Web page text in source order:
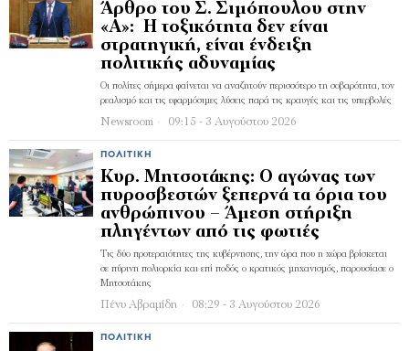
Άρθρο του Σ. Σιμόπουλου στην
«Α»: Η τοξικότητα δεν είναι
στρατηγική, είναι ένδειξη
πολιτικής αδυναμίας
Οι πολίτες σήμερα φαίνεται να αναζητούν περισσότερο τη σοβαρότητα, τον
ρεαλισμό και τις εφαρμόσιμες λύσεις παρά τις κραυγές και τις υπερβολές
Newsroom 09:15 - 3 Αυγούστου 2026
ΠΟΛΙΤΙΚΉ
Κυρ. Μητσοτάκης: Ο αγώνας των
πυροσβεστών ξεπερνά τα όρια του
ανθρώπινου – Άμεση στήριξη
πληγέντων από τις φωτιές
Τις δύο προτεραιότητες της κυβέρνησης, την ώρα που η χώρα βρίσκεται
σε πύρινη πολιορκία και επί ποδός ο κρατικός μηχανισμός, παρουσίασε ο
Μητσοτάκης
Πένυ Αβραμίδη 08:29 - 3 Αυγούστου 2026
ΠΟΛΙΤΙΚΉ